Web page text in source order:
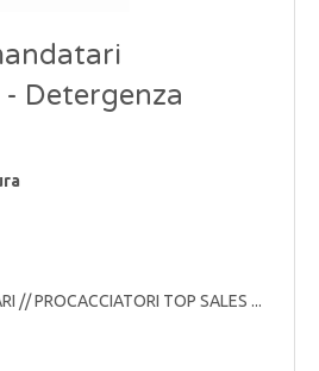
Detergenza
// PROCACCIATORI TOP SALES ...